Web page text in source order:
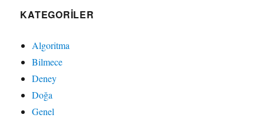
KATEGORILER
Algoritma
Bilmece
Deney
Doğa
Genel